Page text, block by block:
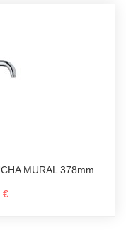
MURAL 378mm
€